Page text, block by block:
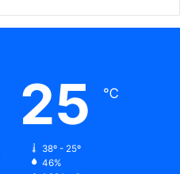
25 ℃
38º - 25º
46%